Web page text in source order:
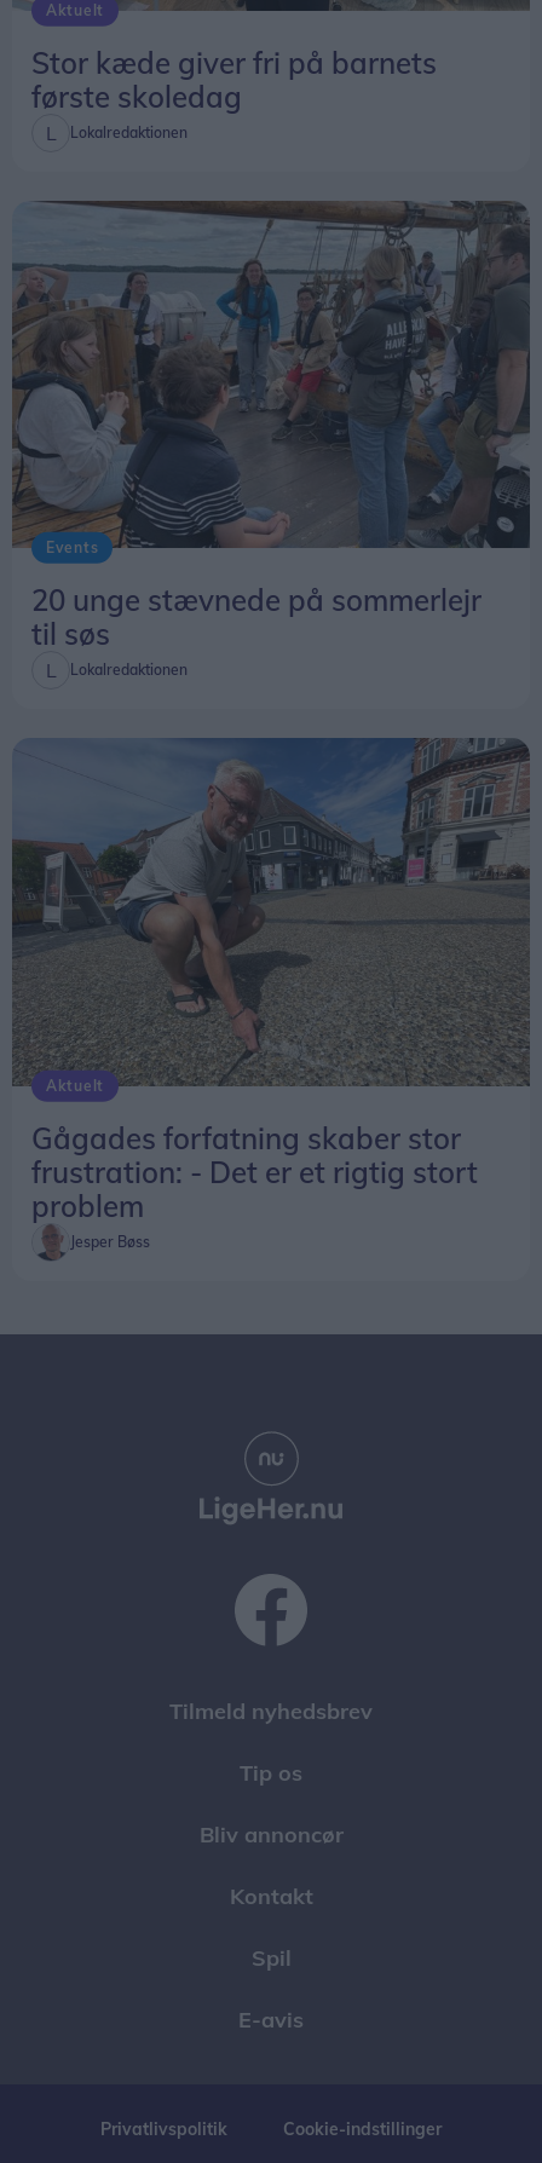
Aktuelt
Stor kæde giver fri på barnets
første skoledag
Lokalredaktionen
Events
20 unge stævnede på sommerlejr
til søs
Lokalredaktionen
Aktuelt
Gågades forfatning skaber stor
frustration: - Det er et rigtig stort
problem
Jesper Bøss
Tilmeld nyhedsbrev
Tip os
Bliv annoncør
Kontakt
Spil
E-avis
Privatlivspolitik Cookie-indstillinger